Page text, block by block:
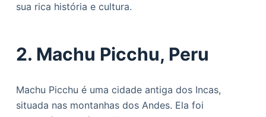
sua rica história e cultura.
2. Machu Picchu, Peru
Machu Picchu é uma cidade antiga dos Incas,
situada nas montanhas dos Andes. Ela foi